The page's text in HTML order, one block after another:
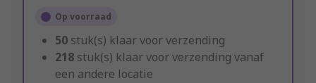
Op voorraad
50 stuk(s) klaar voor verzending
218 stuk(s) klaar voor verzending vanaf
een andere locatie